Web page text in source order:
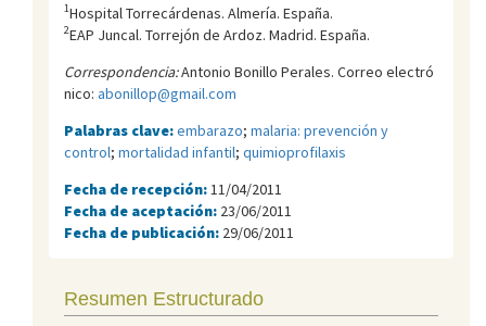
1Hospital Torrecárdenas. Almería. España.
2EAP Juncal. Torrejón de Ardoz. Madrid. España.
Correspondencia:Antonio Bonillo Perales. Correo electró
nico: abonillop@gmail.com
Palabras clave:embarazo; malaria: prevención y
control; mortalidad infantil; quimioprofilaxis
Fecha de recepción: 11/04/2011
Fecha de aceptación: 23/06/2011
Fecha de publicación: 29/06/2011
Resumen Estructurado